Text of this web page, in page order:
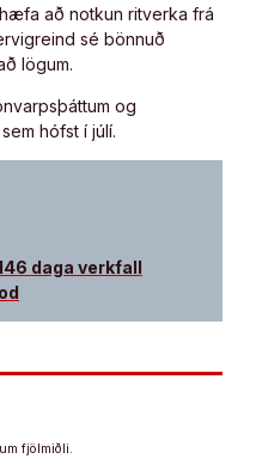
að notkun ritverka frá
sé bönnuð
lögum.
og
hófst í júlí.
daga verkfall
fjölmiðli.